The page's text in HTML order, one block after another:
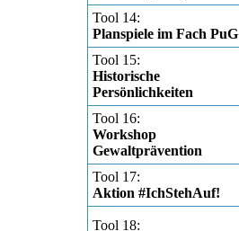
Tool 14:
Planspiele im Fach PuG
Tool 15:
Historische
Persönlichkeiten
Tool 16:
Workshop
Gewaltprävention
Tool 17:
Aktion #IchStehAuf!
Tool 18: